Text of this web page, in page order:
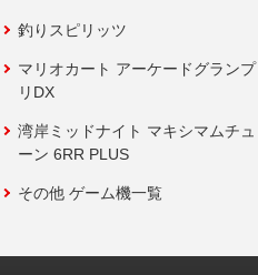
釣りスピリッツ
マリオカート アーケードグランプ
リDX
湾岸ミッドナイト マキシマムチュ
ーン 6RR PLUS
その他 ゲーム機一覧